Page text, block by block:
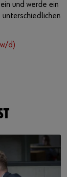
und werde ein
unterschiedlichen
d)